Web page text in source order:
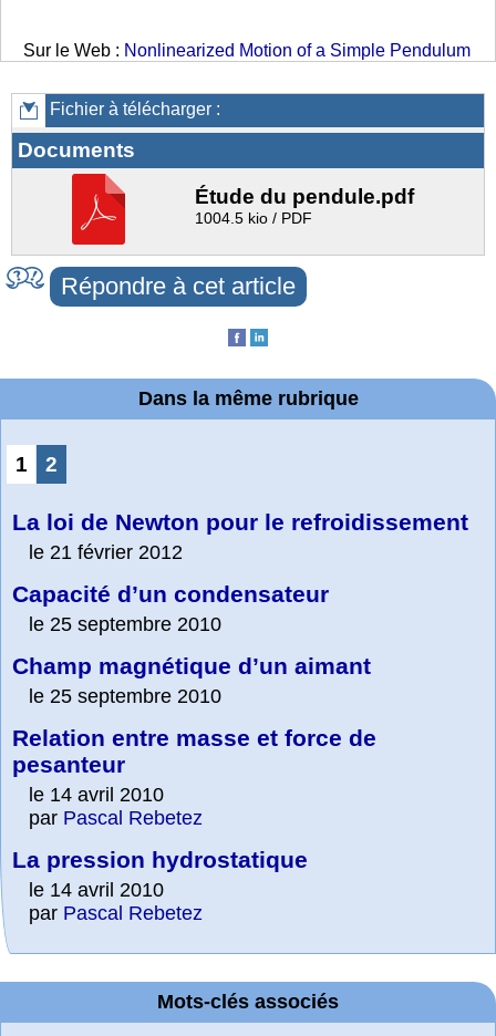
Sur le Web : Nonlinearized Motion of a Simple Pendulum
Fichier à télécharger :
Documents
Étude du pendule.pdf
1004.5 kio / PDF
Répondre à cet article
Dans la même rubrique
1 2
La loi de Newton pour le refroidissement
le 21 février 2012
Capacité d’un condensateur
le 25 septembre 2010
Champ magnétique d’un aimant
le 25 septembre 2010
Relation entre masse et force de
pesanteur
le 14 avril 2010
par Pascal Rebetez
La pression hydrostatique
le 14 avril 2010
par Pascal Rebetez
Mots-clés associés